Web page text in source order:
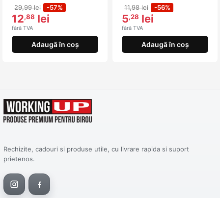
29,99 lei -57%
12,88 lei
fără TVA
Adaugă în coș
11,98 lei -56%
5,28 lei
fără TVA
Adaugă în coș
Rechizite, cadouri si produse utile, cu livrare rapida si suport
prietenos.